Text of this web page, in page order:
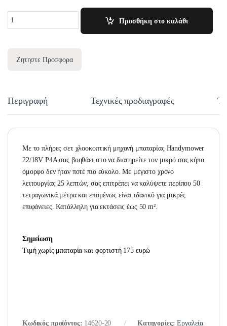
Προσθήκη στο καλάθι
Ζητηστε Προσφορα
Περιγραφή Τεχνικές προδιαγραφές
Με το πλήρες σετ χλοοκοπτική μηχανή μπαταρίας Handymower
22/18V P4A σας βοηθάει στο να διατηρείτε τον μικρό σας κήπο
όμορφο δεν ήταν ποτέ πιο εύκολο. Με μέγιστο χρόνο
λειτουργίας 25 λεπτών, σας επιτρέπει να καλύψετε περίπου 50
τετραγωνικά μέτρα και επομένως είναι ιδανικό για μικρές
επιφάνειες. Κατάλληλη για εκτάσεις έως 50 m².
Σημείωση
Τιμή χωρίς μπαταρία και φορτιστή 175 ευρώ
Κωδικός προϊόντος: 14620-20 Κατηγορίες:Εργαλεία